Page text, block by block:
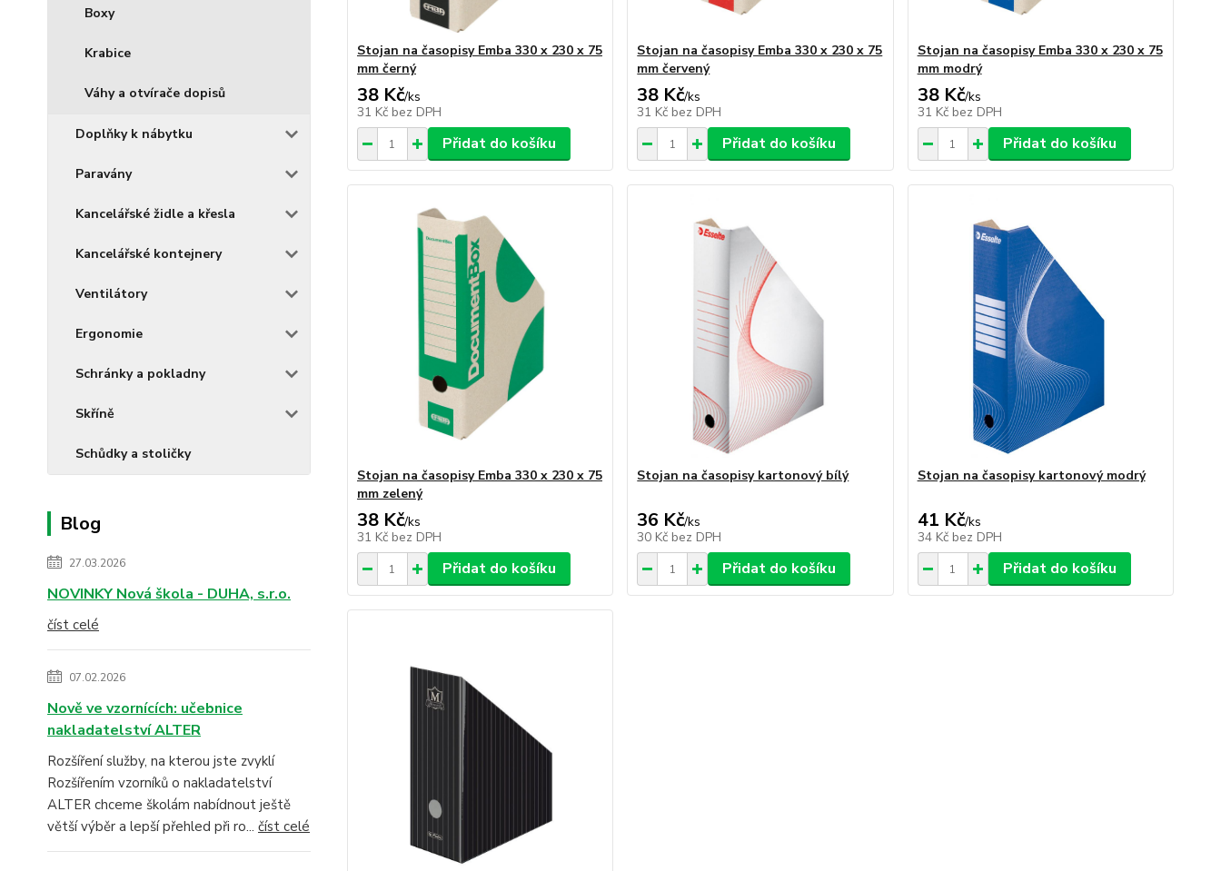
Boxy
Krabice
Váhy a otvírače dopisů
Doplňky k nábytku
Paravány
Kancelářské židle a křesla
Kancelářské kontejnery
Ventilátory
Ergonomie
Schránky a pokladny
Skříně
Schůdky a stoličky
Blog
27.03.2026
NOVINKY Nová škola - DUHA, s.r.o.
číst celé
07.02.2026
Nově ve vzornících: učebnice
nakladatelství ALTER
Rozšíření služby, na kterou jste zvyklí
Rozšířením vzorníků o nakladatelství
ALTER chceme školám nabídnout ještě
větší výběr a lepší přehled při ro... číst celé
Stojan na časopisy Emba 330 x 230 x 75
mm černý
38 Kč/ks
31 Kč bez DPH
Přidat do košíku
Stojan na časopisy Emba 330 x 230 x 75
mm červený
38 Kč/ks
31 Kč bez DPH
Přidat do košíku
Stojan na časopisy Emba 330 x 230 x 75
mm modrý
38 Kč/ks
31 Kč bez DPH
Přidat do košíku
Stojan na časopisy Emba 330 x 230 x 75
mm zelený
38 Kč/ks
31 Kč bez DPH
Přidat do košíku
Stojan na časopisy kartonový bílý
36 Kč/ks
30 Kč bez DPH
Přidat do košíku
Stojan na časopisy kartonový modrý
41 Kč/ks
34 Kč bez DPH
Přidat do košíku